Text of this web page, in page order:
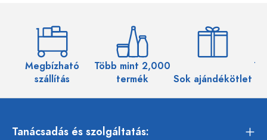
Megbízható
szállítás
Több mint 2,000
termék
Sok ajándékötlet
Tanácsadás és szolgáltatás: